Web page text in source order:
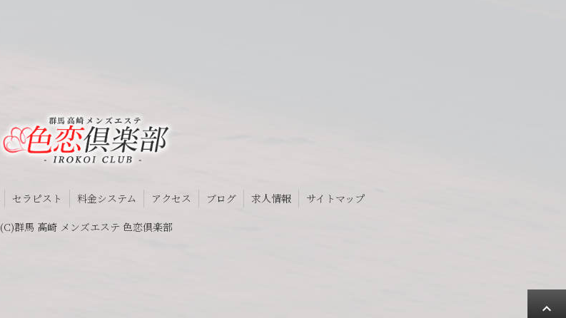
セラピスト 料金システム アクセス ブログ 求人情報 サイトマップ
expand_less
(C)群馬 高崎 メンズエステ 色恋倶楽部